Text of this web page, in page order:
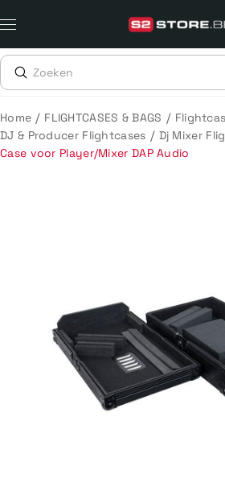
naar
content
Home / FLIGHTCASES & BAGS /
DJ & Producer Flightcases / Dj Mixer
Case voor Player/Mixer DAP Audio